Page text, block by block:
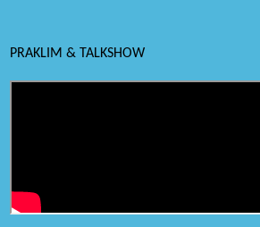
PRAKLIM & TALKSHOW